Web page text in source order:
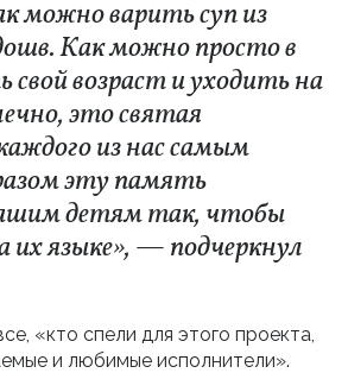
можно варить суп из
Как можно просто в
возраст и уходить на
это святая
из нас самым
эту память
детям так, чтобы
их языке», — подчеркнул
«кто спели для этого проекта,
и любимые исполнители».